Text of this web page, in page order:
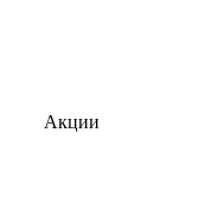
Акции